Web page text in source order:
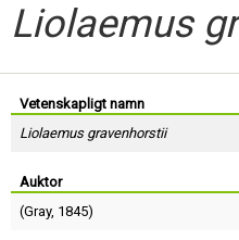
Liolaemus
Vetenskapligt namn
Liolaemus gravenhorstii
Auktor
(Gray, 1845)
Lösenord: